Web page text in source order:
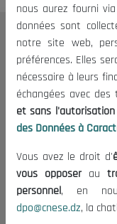
Le CNESE
A Propos
Le président
Organisation
Publications
Appels d'offres
Mentions
nous aurez fourni
données sont
notre site web,
préférences. Elles
nécessaire à leurs
échangées avec
et sans
des Données à
Vous avez le droit d'
vous opposerau
personnel, en
dpo@cnese.dz, la